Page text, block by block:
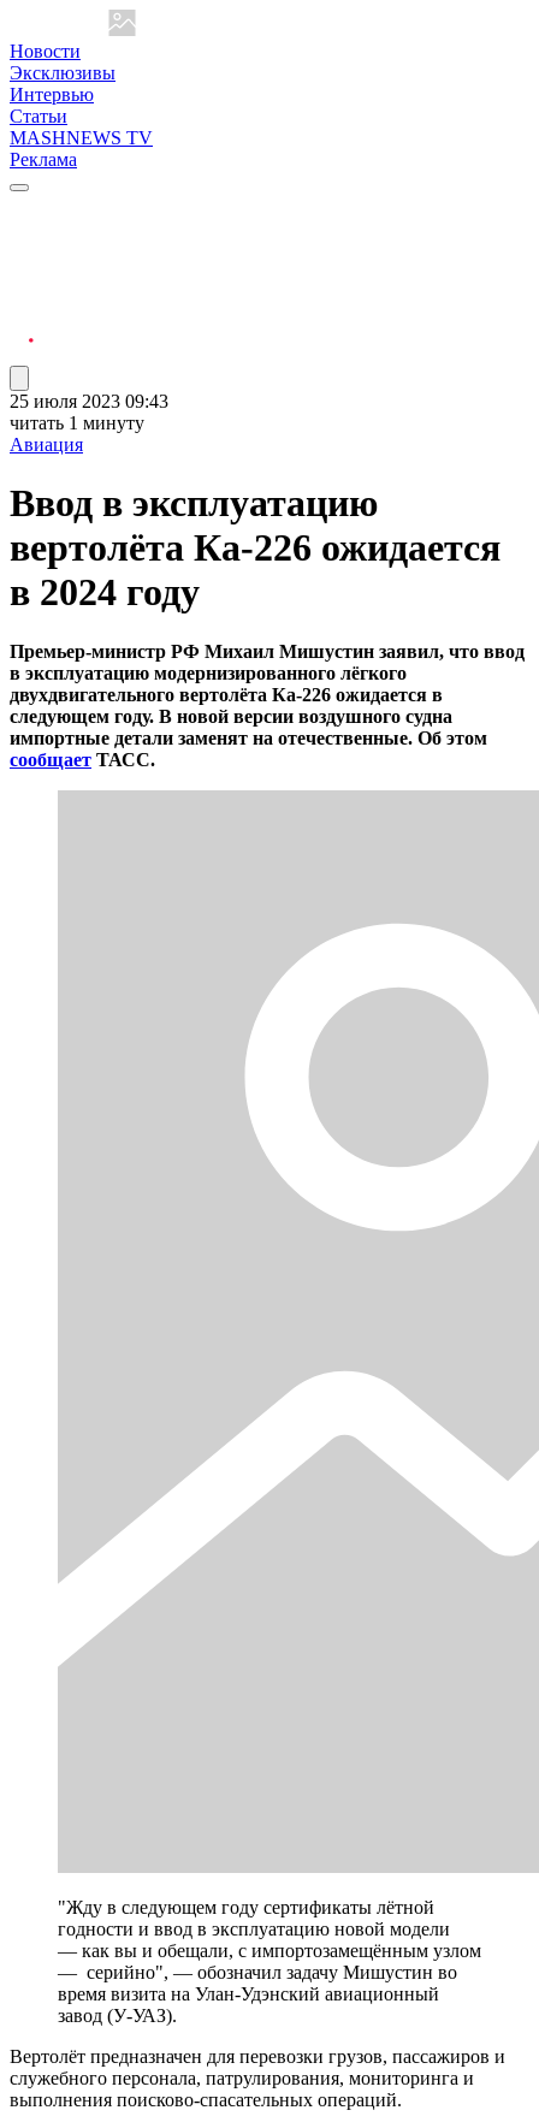
Новости
Эксклюзивы
Интервью
Статьи
MASHNEWS TV
Реклама
25 июля 2023 09:43
читать 1 минуту
Авиация
Ввод в эксплуатацию
вертолёта Ка-226 ожидается
в 2024 году
Премьер-министр РФ Михаил Мишустин заявил, что ввод
в эксплуатацию модернизированного лёгкого
двухдвигательного вертолёта Ка-226 ожидается в
следующем году. В новой версии воздушного судна
импортные детали заменят на отечественные. Об этом
сообщает ТАСС.
"Жду в следующем году сертификаты лётной
годности и ввод в эксплуатацию новой модели
— как вы и обещали, с импортозамещённым узлом
— серийно", — обозначил задачу Мишустин во
время визита на Улан-Удэнский авиационный
завод (У-УАЗ).
Вертолёт предназначен для перевозки грузов, пассажиров и
служебного персонала, патрулирования, мониторинга и
выполнения поисково-спасательных операций.